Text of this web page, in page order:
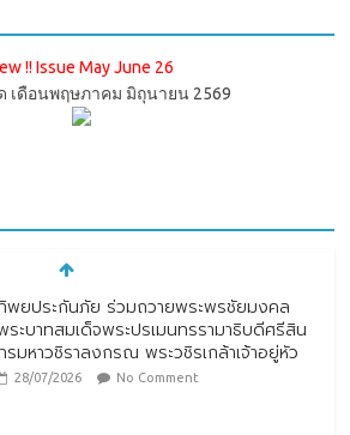
!! Issue May June 26
เดือนพฤษภาคม มิถุนายน 2569
พยประกันภัย ร่วมถวายพระพรชัยมงคล
ระบาทสมเด็จพระปรเมนทรรามาธิบดีศรีสิน
รมหาวชิราลงกรณ พระวชิรเกล้าเจ้าอยู่หัว
28/07/2026 No Comment